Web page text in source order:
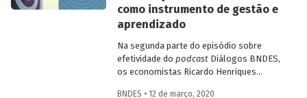
futuras.
como instrumento de gestão e
aprendizado
Na segunda parte do episódio sobre
efetividade do podcastDiálogos BNDES,
os economistas Ricardo Henriques
BNDES • 12 de março, 2020